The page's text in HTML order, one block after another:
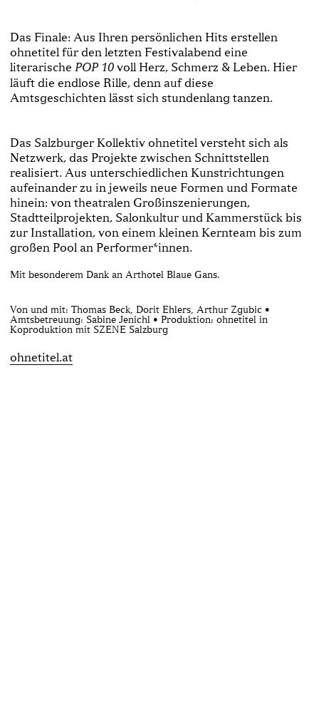
Das Finale: Aus Ihren persönlichen Hits erstellen
ohnetitel für den letzten Festivalabend eine
literarische POP 10 voll Herz, Schmerz & Leben. Hier
läuft die endlose Rille, denn auf diese
Amtsgeschichten lässt sich stundenlang tanzen.
Das Salzburger Kollektiv ohnetitel versteht sich als
Netzwerk, das Projekte zwischen Schnittstellen
realisiert. Aus unterschiedlichen Kunstrichtungen
aufeinander zu in jeweils neue Formen und Formate
hinein: von theatralen Großinszenierungen,
Stadtteilprojekten, Salonkultur und Kammerstück bis
zur Installation, von einem kleinen Kernteam bis zum
großen Pool an Performer*innen.
Mit besonderem Dank an Arthotel Blaue Gans.
Von und mit: Thomas Beck, Dorit Ehlers, Arthur Zgubic •
Amtsbetreuung: Sabine Jenichl • Produktion: ohnetitel in
Koproduktion mit SZENE Salzburg
ohnetitel.at